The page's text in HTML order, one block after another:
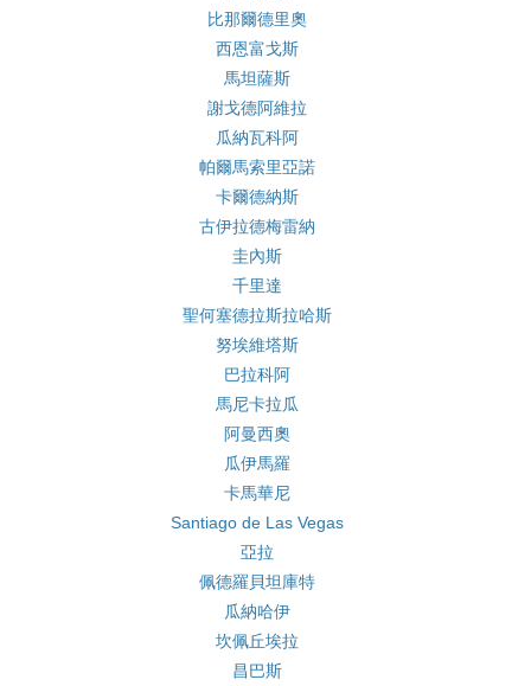
比那爾德里奧
西恩富戈斯
馬坦薩斯
謝戈德阿維拉
瓜納瓦科阿
帕爾馬索里亞諾
卡爾德納斯
古伊拉德梅雷納
圭內斯
千里達
聖何塞德拉斯拉哈斯
努埃維塔斯
巴拉科阿
馬尼卡拉瓜
阿曼西奧
瓜伊馬羅
卡馬華尼
Santiago de Las Vegas
亞拉
佩德羅貝坦庫特
瓜納哈伊
坎佩丘埃拉
昌巴斯